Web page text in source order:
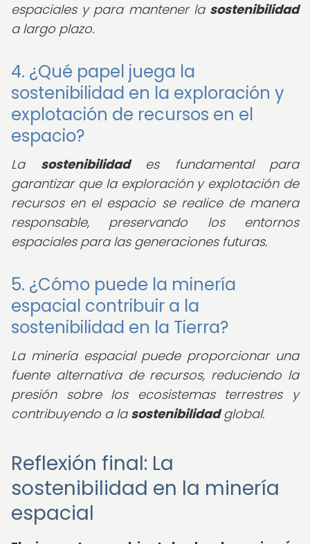
espaciales y para mantener la sostenibilidad
a largo plazo.
4. ¿Qué papel juega la
sostenibilidad en la exploración y
explotación de recursos en el
espacio?
La sostenibilidades fundamental para
garantizar que la exploración y explotación de
recursos en el espacio se realice de manera
responsable, preservando los entornos
espaciales para las generaciones futuras.
5. ¿Cómo puede la minería
espacial contribuir a la
sostenibilidad en la Tierra?
La minería espacial puede proporcionar una
fuente alternativa de recursos, reduciendo la
presión sobre los ecosistemas terrestres y
contribuyendo a la sostenibilidadglobal.
Reflexión final: La
sostenibilidad en la minería
espacial